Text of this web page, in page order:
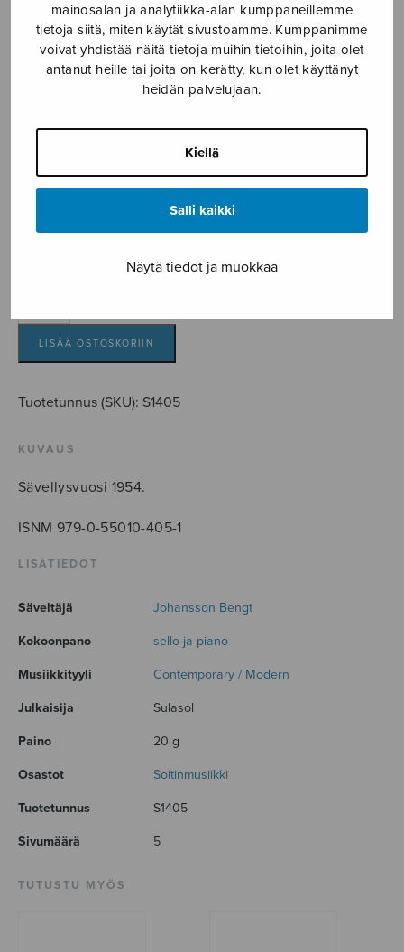
mainosalan ja analytiikka-alan kumppaneillemme
tietoja siitä, miten käytät sivustoamme. Kumppanimme
voivat yhdistää näitä tietoja muihin tietoihin, joita olet
antanut heille tai joita on kerätty, kun olet käyttänyt
heidän palvelujaan.
Kiellä
Salli kaikki
Näytä tiedot ja muokkaa
Adagio
määrä
LISÄÄ OSTOSKORIIN
Tuotetunnus (SKU): S1405
KUVAUS
Sävellysvuosi 1954.
ISNM 979-0-55010-405-1
LISÄTIEDOT
Säveltäjä Johansson Bengt
Kokoonpano sello ja piano
Musiikkityyli Contemporary / Modern
Julkaisija Sulasol
Paino 20 g
Osastot Soitinmusiikki
Tuotetunnus S1405
Sivumäärä 5
TUTUSTU MYÖS